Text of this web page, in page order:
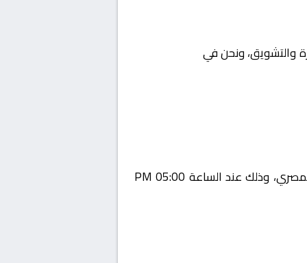
والتشويق، ونحن في
يستضيف اليوم 2026-02-04 لقاءً مرتقبًا يجمع بين زد و المصري ضمن منافسات بطولة مصر, الدوري المصري، وذلك عند الساعة 05:00 PM